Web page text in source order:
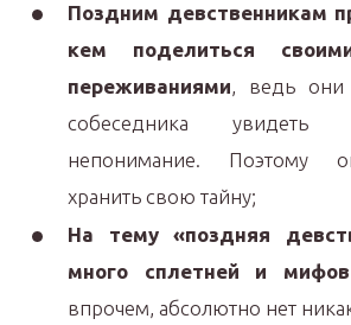
Поздним девственникам
кем поделиться
переживаниями, ведь они
собеседника
непонимание. Поэтому
хранить свою тайну;
На тему «поздняя
много сплетней и мифов
впрочем, абсолютно нет